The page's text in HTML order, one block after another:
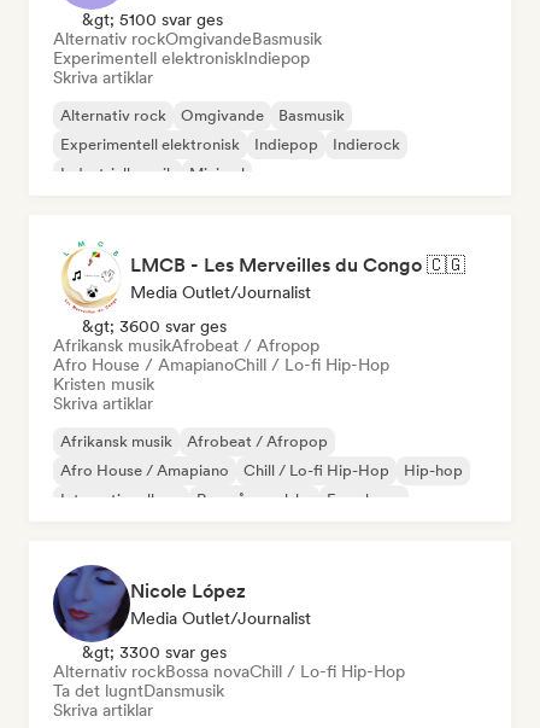
&gt; 5100 svar ges
Alternativ rockOmgivandeBasmusik
Experimentell elektroniskIndiepop
Skriva artiklar
Alternativ rock Omgivande
Basmusik
Experimentell elektronisk
Indiepop
Indierock
Industriell musik
Minimal
LMCB - Les Merveilles du Congo 🇨🇬
Media Outlet/Journalist
&gt; 3600 svar ges
Afrikansk musikAfrobeat / Afropop
Afro House / AmapianoChill / Lo-fi Hip-Hop
Kristen musik
Skriva artiklar
Afrikansk musik
Afrobeat / Afropop
Afro House / Amapiano
Chill / Lo-fi Hip-Hop
Hip-hop
Internationell rap
Rap på engelska Fransk rap
Nicole López
Media Outlet/Journalist
&gt; 3300 svar ges
Alternativ rockBossa novaChill / Lo-fi Hip-Hop
Ta det lugntDansmusik
Skriva artiklar